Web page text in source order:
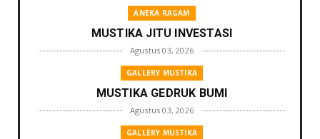
ANEKA RAGAM
MUSTIKA JITU INVESTASI
Agustus 03, 2026
GALLERY MUSTIKA
MUSTIKA GEDRUK BUMI
Agustus 03, 2026
GALLERY MUSTIKA